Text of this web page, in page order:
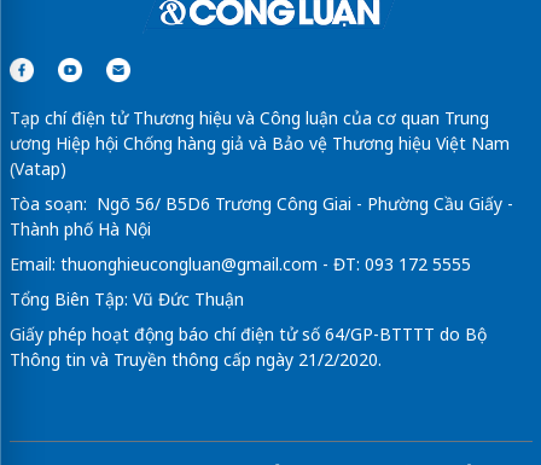
Tạp chí điện tử Thương hiệu và Công luận của cơ quan Trung
ương Hiệp hội Chống hàng giả và Bảo vệ Thương hiệu Việt Nam
(Vatap)
Tòa soạn: Ngõ 56/ B5D6 Trương Công Giai - Phường Cầu Giấy -
Thành phố Hà Nội
Email: thuonghieucongluan@gmail.com - ĐT: 093 172 5555
Tổng Biên Tập: Vũ Đức Thuận
Giấy phép hoạt động báo chí điện tử số 64/GP-BTTTT do Bộ
Thông tin và Truyền thông cấp ngày 21/2/2020.